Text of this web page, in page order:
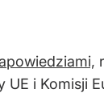
UE i Komisji